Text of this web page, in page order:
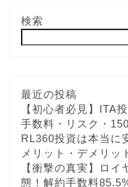
検索
最近の投稿
【初心者必見】ITA
手数料・リスク・
RL360投資は本当に
メリット・デメリッ
【衝撃の真実】ロ
態！解約手数料